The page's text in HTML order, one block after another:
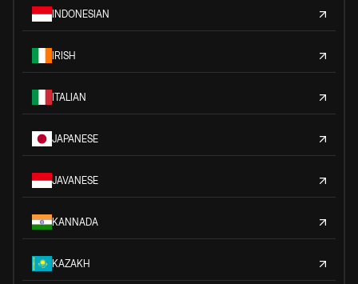
INDONESIAN
IRISH
ITALIAN
JAPANESE
JAVANESE
KANNADA
KAZAKH